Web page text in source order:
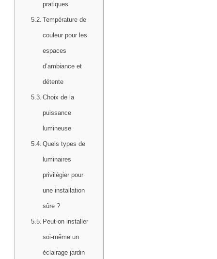
pratiques
Température de
couleur pour les
espaces
d’ambiance et
détente
Choix de la
puissance
lumineuse
Quels types de
luminaires
privilégier pour
une installation
sûre ?
Peut-on installer
soi-même un
éclairage jardin